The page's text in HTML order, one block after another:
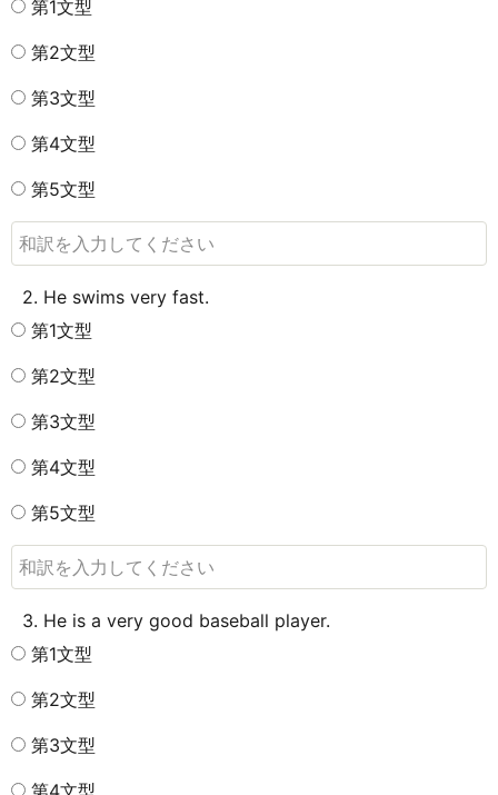
第1文型
第2文型
第3文型
第4文型
第5文型
2. He swims very fast.
第1文型
第2文型
第3文型
第4文型
第5文型
3. He is a very good baseball player.
第1文型
第2文型
第3文型